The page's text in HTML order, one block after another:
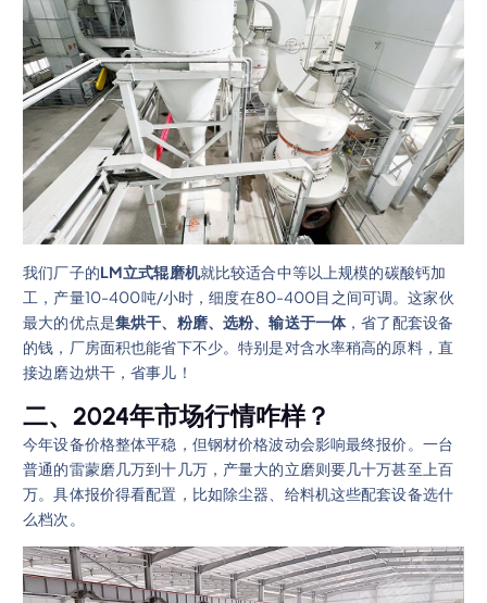
我们厂子的LM立式辊磨机就比较适合中等以上规模的碳酸钙加
工，产量10-400吨/小时，细度在80-400目之间可调。这家伙
最大的优点是集烘干、粉磨、选粉、输送于一体，省了配套设备
的钱，厂房面积也能省下不少。特别是对含水率稍高的原料，直
接边磨边烘干，省事儿！
二、2024年市场行情咋样？
今年设备价格整体平稳，但钢材价格波动会影响最终报价。一台
普通的雷蒙磨几万到十几万，产量大的立磨则要几十万甚至上百
万。具体报价得看配置，比如除尘器、给料机这些配套设备选什
么档次。